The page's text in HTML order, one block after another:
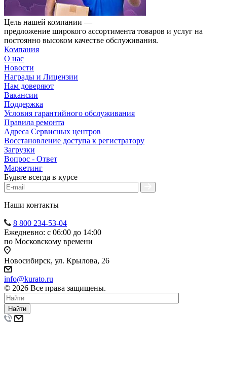
Цель нашей компании —
предложение широкого ассортимента товаров и услуг на
постоянно высоком качестве обслуживания.
Компания
О нас
Новости
Награды и Лицензии
Нам доверяют
Вакансии
Поддержка
Условия гарантийного обслуживания
Правила ремонта
Адреса Сервисных центров
Восстановление доступа к регистратору
Загрузки
Вопрос - Ответ
Маркетинг
Будьте всегда в курсе
Наши контакты
8 800 234-53-04
Ежедневно: с 06:00 до 14:00
по Московскому времени
Новосибирск, ул. Крылова, 26
info@kurato.ru
© 2026 Все права защищены.
Найти